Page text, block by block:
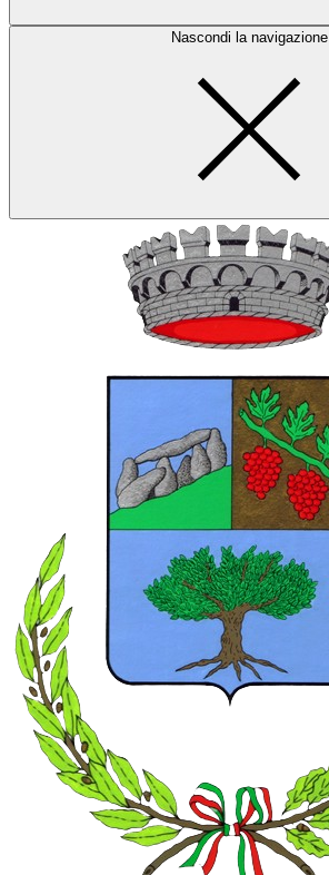
Nascondi la navigazione